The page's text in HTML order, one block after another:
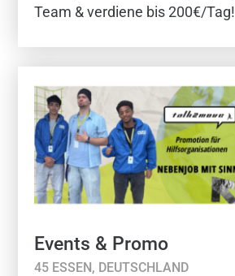
Team & verdiene bis 200€/Tag!
Events & Promo
45 ESSEN, DEUTSCHLAND